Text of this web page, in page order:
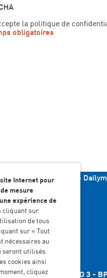
la politique de
obligatoires
sur la plateforme
Siège administratif
Agropole - DELTAGRO 3 -
Internet pour
mesure
expérience de
cliquant sur
de tous
sur « Tout
nécessaires au
seront utilisés.
cookies ainsi
cliquez